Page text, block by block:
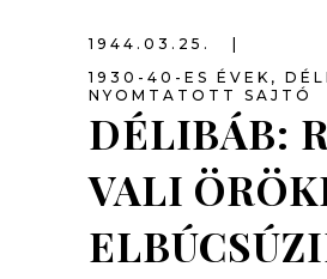
1944.03.25.
1930-40-ES ÉVEK ,
NYOMTATOTT SAJTÓ
DÉLIBÁB:
VALI